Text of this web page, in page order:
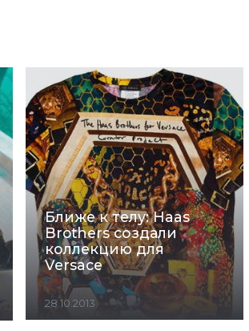
Ближе к телу: Haas
Brothers создали
коллекцию для
Versace
28.10.2013